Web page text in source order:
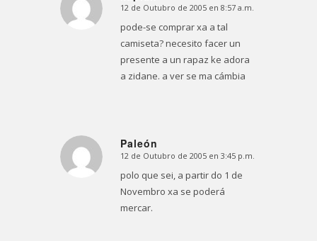
Dice:
12 de Outubro de 2005 en 8:57 a.m.
pode-se comprar xa a tal
camiseta? necesito facer un
presente a un rapaz ke adora
a zidane. a ver se ma cámbia
Paleón
Dice:
12 de Outubro de 2005 en 3:45 p.m.
polo que sei, a partir do 1 de
Novembro xa se poderá
mercar.